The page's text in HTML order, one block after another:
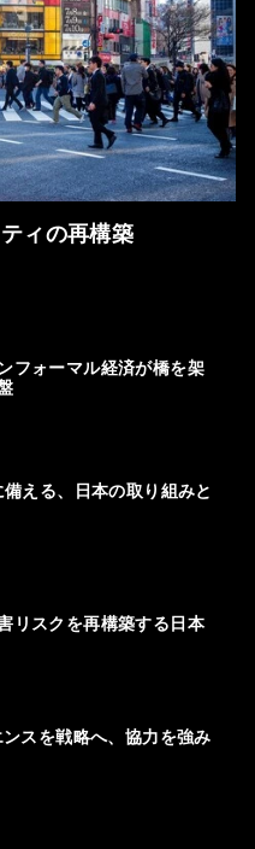
ィの再構築
フォーマル経済が橋を架
える、日本の取り組みと
リスクを再構築する日本
スを戦略へ、協力を強み